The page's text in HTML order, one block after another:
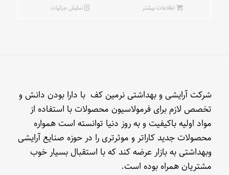
اطلاعات بیشتر نمایش جزئیات
شرکت آرایشی و بهداشتی نرمین کف با دارا بودن دانش و
تخصص لازم برای فرمولاسیون محصولات با استفاده از
مواد اولیه باکیفیت و به روز دنیا توانسته است همواره
محصولات جدید کاراتر و موثرتری را در حوزه صنایع آرایشی
وبهداشتی به بازار عرضه کند که با استقبال بسیار خوب
مشتریان همراه بوده است.